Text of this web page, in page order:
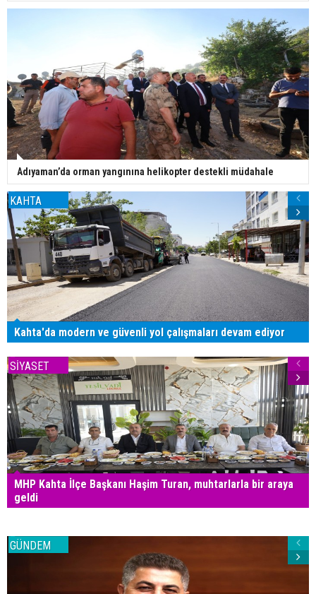
Adıyaman’da orman yangınına helikopter destekli müdahale
KAHTA
Kahta'da modern ve güvenli yol çalışmaları devam ediyor
SİYASET
MHP Kahta İlçe Başkanı Haşim Turan, muhtarlarla bir araya
geldi
GÜNDEM